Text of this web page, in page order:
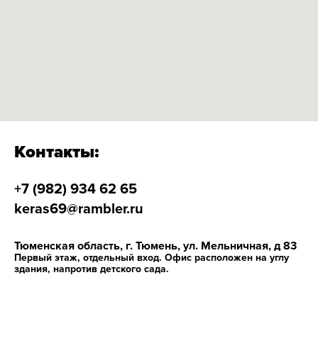
Контакты:
+7 (982) 934 62 65
keras69@rambler.ru
Тюменская область, г. Тюмень, ул. Мельничная, д 83
Первый этаж, отдельный вход. Офис расположен на углу
здания, напротив детского сада.